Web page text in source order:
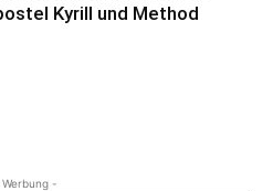
Kyrill und Method
-